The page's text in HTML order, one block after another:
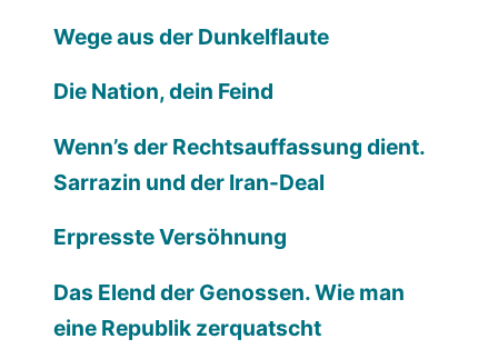
Wege aus der Dunkelflaute
Die Nation, dein Feind
Wenn’s der Rechtsauffassung dient.
Sarrazin und der Iran-Deal
Erpresste Versöhnung
Das Elend der Genossen. Wie man
eine Republik zerquatscht